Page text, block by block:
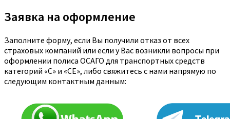
Заявка на оформление
Заполните форму, если Вы получили отказ от всех
страховых компаний или если у Вас возникли вопросы при
оформлении полиса ОСАГО для транспортных средств
категорий «C» и «CE», либо свяжитесь с нами напрямую по
следующим контактным данным: